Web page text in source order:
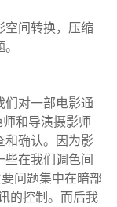
空间转换，压缩
们对一部电影通
和导演摄影师
和确认。因为影
些在我们调色间
问题集中在暗部
的控制。而后我